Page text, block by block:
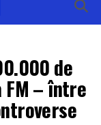
de
FM – între